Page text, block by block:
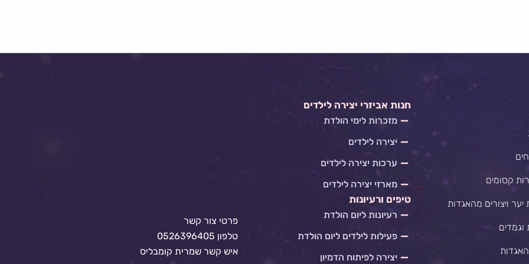
קסומים
יער ויצורים מהאגדות
וגמדים
חנות אביזרי יצירה לילדים
מזכרות לימי הולדת
יצירה לילדים
ערכות יצירה לילדים
מארזי יצירה לילדים
טיפים ורעיונות
רעיונות ליום הולדת
פעילות לילדים ליום הולדת
יצירה לפיתוח הדמיון
פרטי צור קשר
טלפון 0526396405
איש קשר שמרית קומבליס